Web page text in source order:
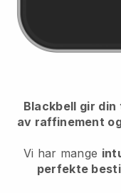
Blackbell gir
av raffinement
Vi har mange
perfekte